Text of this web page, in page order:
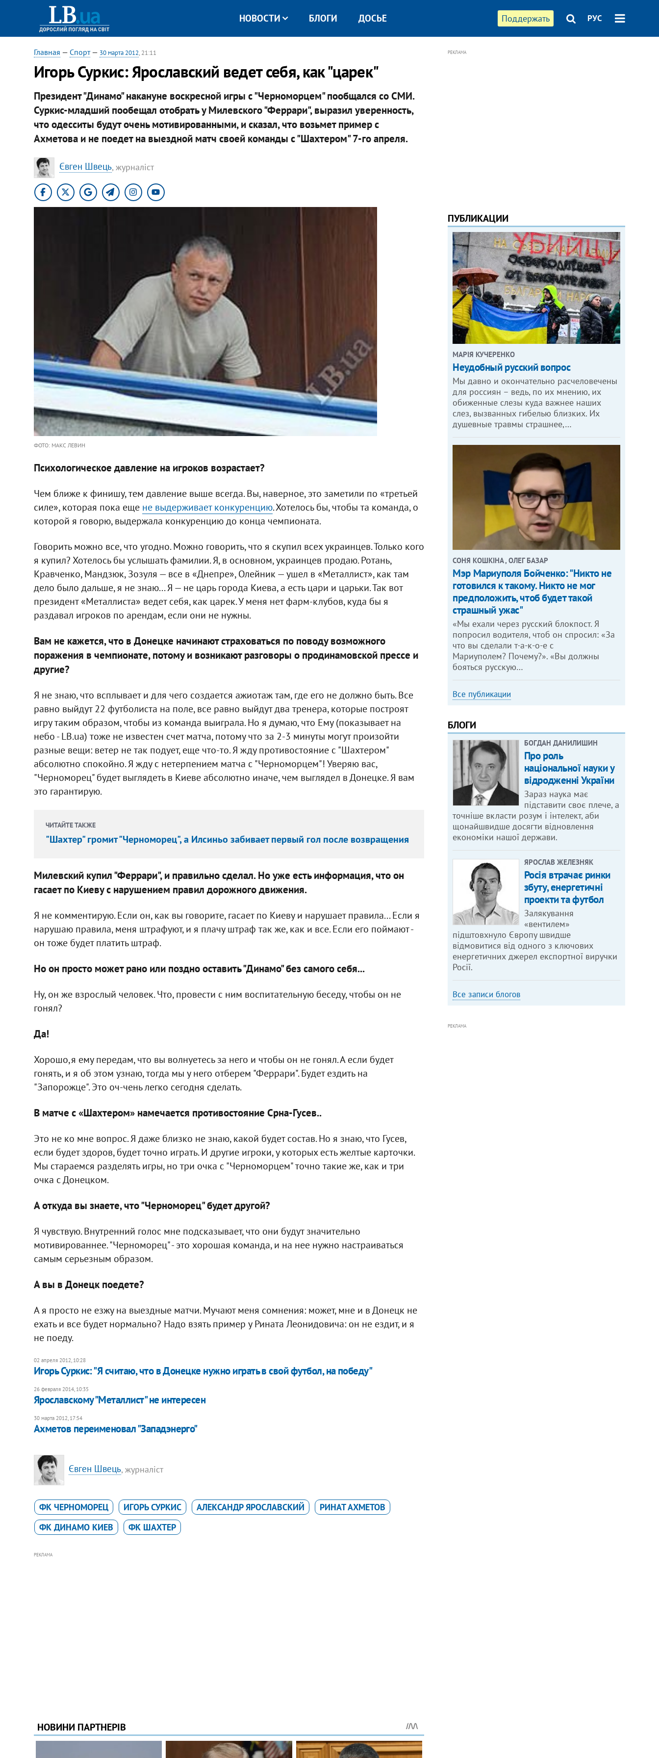
Поддержать РУС
НОВОСТИ БЛОГИ ДОСЬЕ
Главная — Спорт— 30 марта 2012, 21:11
Игорь Суркис: Ярославский ведет себя, как "царек"
Президент "Динамо" накануне воскресной игры с "Черноморцем" пообщался со СМИ.
Суркис-младший пообещал отобрать у Милевского "Феррари", выразил уверенность,
что одесситы будут очень мотивированными, и сказал, что возьмет пример с
Ахметова и не поедет на выездной матч своей команды с "Шахтером" 7-го апреля.
Євген Швець, журналіст
ФОТО: МАКС ЛЕВИН
Психологическое давление на игроков возрастает?
Чем ближе к финишу, тем давление выше всегда. Вы, наверное, это заметили по «третьей
силе», которая пока еще не выдерживает конкуренцию. Хотелось бы, чтобы та команда, о
которой я говорю, выдержала конкуренцию до конца чемпионата.
Говорить можно все, что угодно. Можно говорить, что я скупил всех украинцев. Только кого
я купил? Хотелось бы услышать фамилии. Я, в основном, украинцев продаю. Ротань,
Кравченко, Мандзюк, Зозуля — все в «Днепре», Олейник — ушел в «Металлист», как там
дело было дальше, я не знаю... Я — не царь города Киева, а есть цари и царьки. Так вот
президент «Металлиста» ведет себя, как царек. У меня нет фарм-клубов, куда бы я
раздавал игроков по арендам, если они не нужны.
Вам не кажется, что в Донецке начинают страховаться по поводу возможного
поражения в чемпионате, потому и возникают разговоры о продинамовской прессе и
другие?
Я не знаю, что всплывает и для чего создается ажиотаж там, где его не должно быть. Все
равно выйдут 22 футболиста на поле, все равно выйдут два тренера, которые построят
игру таким образом, чтобы из команда выиграла. Но я думаю, что Ему (показывает на
небо - LB.ua) тоже не известен счет матча, потому что за 2-3 минуты могут произойти
разные вещи: ветер не так подует, еще что-то. Я жду противостояние с "Шахтером"
абсолютно спокойно. Я жду с нетерпением матча с "Черноморцем"! Уверяю вас,
"Черноморец" будет выглядеть в Киеве абсолютно иначе, чем выглядел в Донецке. Я вам
это гарантирую.
ЧИТАЙТЕ ТАКЖЕ
"Шахтер" громит "Черноморец", а Илсиньо забивает первый гол после возвращения
Милевский купил "Феррари", и правильно сделал. Но уже есть информация, что он
гасает по Киеву с нарушением правил дорожного движения.
Я не комментирую. Если он, как вы говорите, гасает по Киеву и нарушает правила... Если я
нарушаю правила, меня штрафуют, и я плачу штраф так же, как и все. Если его поймают -
он тоже будет платить штраф.
Но он просто может рано или поздно оставить "Динамо" без самого себя...
Ну, он же взрослый человек. Что, провести с ним воспитательную беседу, чтобы он не
гонял?
Да!
Хорошо,я ему передам, что вы волнуетесь за него и чтобы он не гонял. А если будет
гонять, и я об этом узнаю, тогда мы у него отберем "Феррари". Будет ездить на
"Запорожце". Это оч-чень легко сегодня сделать.
В матче с «Шахтером» намечается противостояние Срна-Гусев..
Это не ко мне вопрос. Я даже близко не знаю, какой будет состав. Но я знаю, что Гусев,
если будет здоров, будет точно играть. И другие игроки, у которых есть желтые карточки.
Мы стараемся разделять игры, но три очка с "Черноморцем" точно такие же, как и три
очка с Донецком.
А откуда вы знаете, что "Черноморец" будет другой?
Я чувствую. Внутренний голос мне подсказывает, что они будут значительно
мотивированнее. "Черноморец" - это хорошая команда, и на нее нужно настраиваться
самым серьезным образом.
А вы в Донецк поедете?
А я просто не езжу на выездные матчи. Мучают меня сомнения: может, мне и в Донецк не
ехать и все будет нормально? Надо взять пример у Рината Леонидовича: он не ездит, и я
не поеду.
02 апреля 2012, 10:28
Игорь Суркис: "Я считаю, что в Донецке нужно играть в свой футбол, на победу"
26 февраля 2014, 10:35
Ярославскому "Металлист" не интересен
30 марта 2012, 17:54
Ахметов переименовал "Западэнерго"
Євген Швець, журналіст
ФК ЧЕРНОМОРЕЦ ИГОРЬ СУРКИС АЛЕКСАНДР ЯРОСЛАВСКИЙ
РИНАТ АХМЕТОВ
ФК ДИНАМО КИЕВ
ФК ШАХТЕР
РЕКЛАМА
РЕКЛАМА
ПУБЛИКАЦИИ
МАРІЯ КУЧЕРЕНКО
​Неудобный русский вопрос
Мы давно и окончательно расчеловечены
для россиян – ведь, по их мнению, их
обиженные слезы куда важнее наших
слез, вызванных гибелью близких. Их
душевные травмы страшнее,…
СОНЯ КОШКІНА , ОЛЕГ БАЗАР
Мэр Мариуполя Бойченко: "Никто не
готовился к такому. Никто не мог
предположить, чтоб будет такой
страшный ужас"
«Мы ехали через русский блокпост. Я
попросил водителя, чтоб он спросил: «За
что вы сделали т-а-к-о-е с
Мариуполем? Почему?». «Вы должны
бояться русскую…
Все публикации
БЛОГИ
БОГДАН ДАНИЛИШИН
Про роль
національної науки у
відродженні України
Зараз наука має
підставити своє плече, а
точніше вкласти розум і інтелект, аби
щонайшвидше досягти відновлення
економіки нашої держави.
ЯРОСЛАВ ЖЕЛЕЗНЯК
Росія втрачає ринки
збуту, енергетичні
проекти та футбол
Залякування
«вентилем»
підштовхнуло Європу швидше
відмовитися від одного з ключових
енергетичних джерел експортної виручки
Росії.
Все записи блогов
РЕКЛАМА